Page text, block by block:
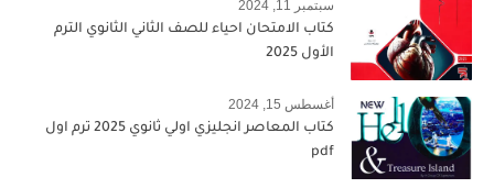
سبتمبر 11, 2024
كتاب الامتحان احياء للصف الثاني الثانوي الترم
الأول 2025
أغسطس 15, 2024
كتاب المعاصر انجليزي اولي ثانوي 2025 ترم اول
pdf